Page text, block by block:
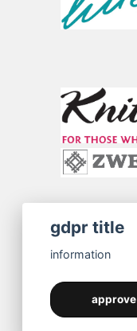
gdpr title
information
approve